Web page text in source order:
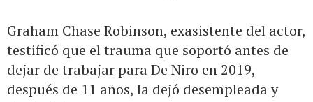
Graham Chase Robinson, exasistente del actor,
testificó que el trauma que soportó antes de
dejar de trabajar para De Niro en 2019,
después de 11 años, la dejó desempleada y